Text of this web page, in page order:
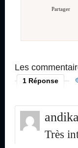
Partager
Les
1 Réponse
Très